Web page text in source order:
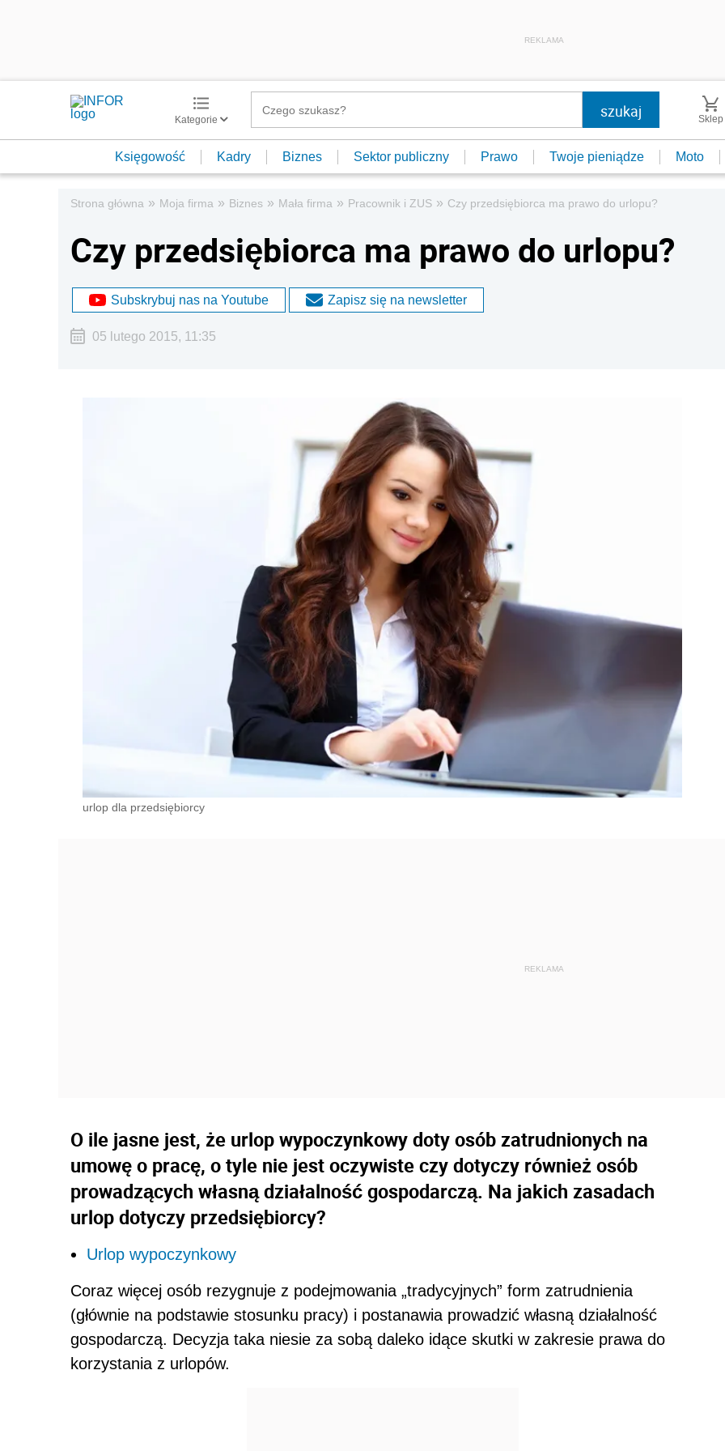
REKLAMA
Kategorie Sklep
Księgowość Kadry Biznes Sektor publiczny Prawo Twoje pieniądze Moto
Strona główna » Moja firma » Biznes » Mała firma » Pracownik i ZUS » Czy przedsiębiorca ma prawo do urlopu?
Czy przedsiębiorca ma prawo do urlopu?
Subskrybuj nas na Youtube Zapisz się na newsletter
05 lutego 2015, 11:35
urlop dla przedsiębiorcy
O ile jasne jest, że urlop wypoczynkowy doty osób zatrudnionych na
umowę o pracę, o tyle nie jest oczywiste czy dotyczy również osób
prowadzących własną działalność gospodarczą. Na jakich zasadach
urlop dotyczy przedsiębiorcy?
Urlop wypoczynkowy
Coraz więcej osób rezygnuje z podejmowania „tradycyjnych” form zatrudnienia
(głównie na podstawie stosunku pracy) i postanawia prowadzić własną działalność
gospodarczą. Decyzja taka niesie za sobą daleko idące skutki w zakresie prawa do
korzystania z urlopów.